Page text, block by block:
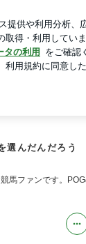
ブログの更新通知
を
選んだんだろう
馬ファンです。